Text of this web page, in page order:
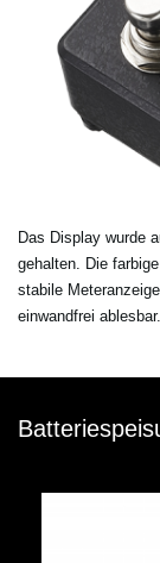
Das Display wurde
gehalten. Die
stabile
einwandfrei ablesbar.